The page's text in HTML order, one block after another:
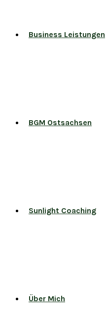
Business Leistungen
BGM Ostsachsen
Sunlight Coaching
Über Mich